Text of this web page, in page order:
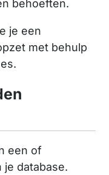
behoeften.
je een
met behulp
een of
je database.